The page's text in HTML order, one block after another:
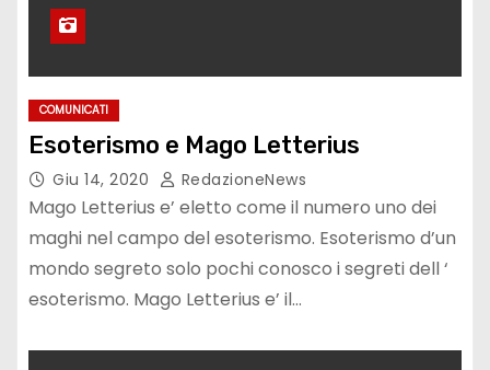
COMUNICATI
Esoterismo e Mago Letterius
Giu 14, 2020 RedazioneNews
Mago Letterius e’ eletto come il numero uno dei
maghi nel campo del esoterismo. Esoterismo d’un
mondo segreto solo pochi conosco i segreti dell ‘
esoterismo. Mago Letterius e’ il…